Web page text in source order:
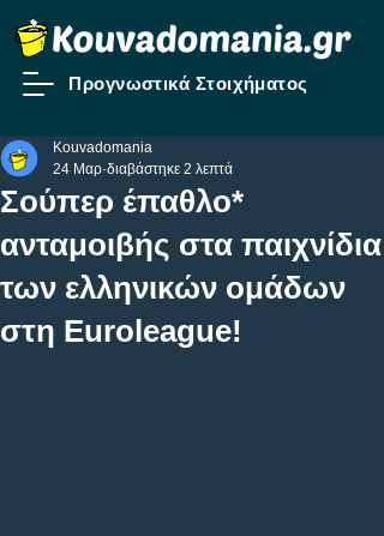
Προγνωστικά Στοιχήματος
Σούπερ έπαθλο*
ανταμοιβής στα παιχνίδια
των ελληνικών ομάδων
στη Euroleague!
Kouvadomania
24 Μαρ διαβάστηκε 2 λεπτά